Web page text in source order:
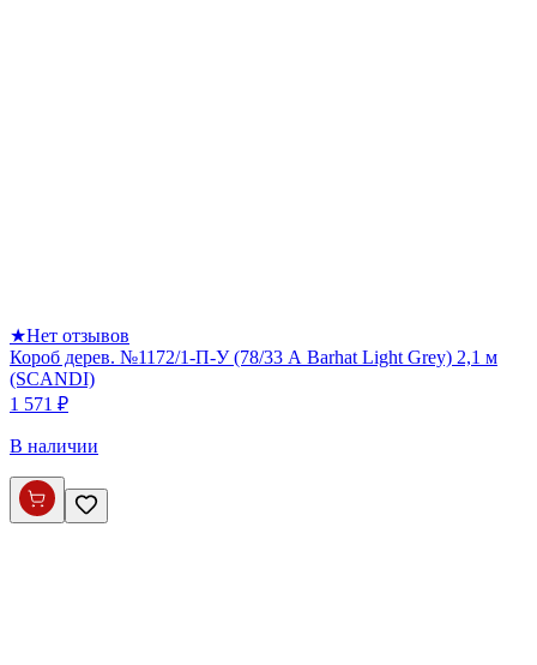
★Нет отзывов
Короб дерев. №1172/1-П-У (78/33 А Barhat Light Grey) 2,1 м
(SCANDI)
1 571 ₽
В наличии